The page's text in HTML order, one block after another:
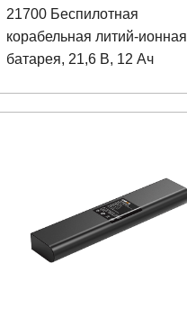
21700 Беспилотная
корабельная литий-ионная
батарея, 21,6 В, 12 Ач